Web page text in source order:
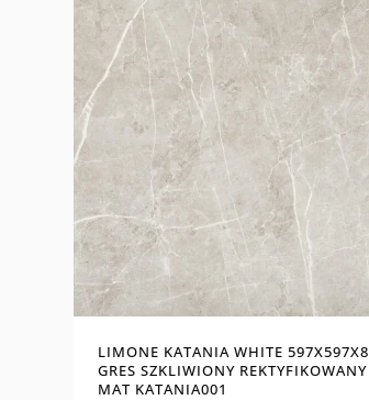
LIMONE KATANIA WHITE 597X597X8
GRES SZKLIWIONY REKTYFIKOWANY
MAT KATANIA001